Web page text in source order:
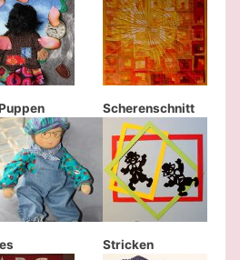
Scherenschnitt
Stricken